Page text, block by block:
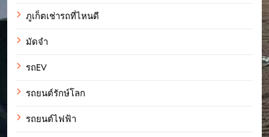
ภูเก็ตเช่ารถที่ไหนดี
มัดจำ
รถEV
รถยนต์รักษ์โลก
รถยนต์ไฟฟ้า